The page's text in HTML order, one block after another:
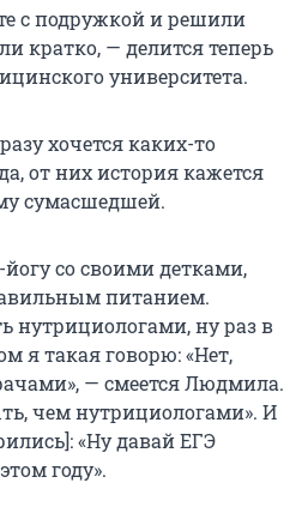
с подружкой и решили
кратко, — делится теперь
университета.
хочется каких-то
от них история кажется
сумасшедшей.
со своими детками,
питанием.
нутрициологами, ну раз в
я такая говорю: «Нет,
— смеется Людмила.
чем нутрициологами». И
«Ну давай ЕГЭ
году».